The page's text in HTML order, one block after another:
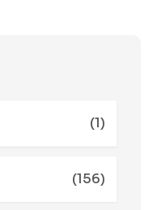
(1)
(156)